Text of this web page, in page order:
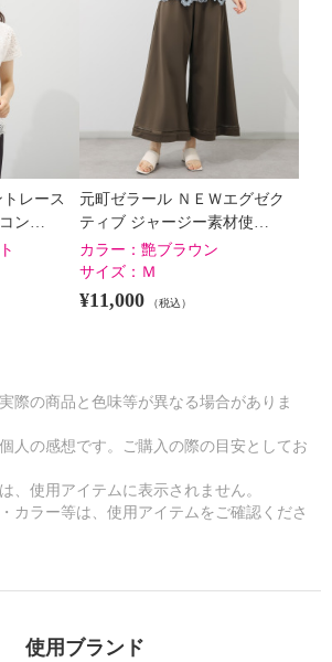
レース
ン…
元町ゼラール ＮＥＷエグゼク
ティブ ジャージー素材使…
カラー： 艶ブラウン
サイズ： Ｍ
¥11,000 （税込）
際の商品と色味等が異なる場合がありま
人の感想です。ご購入の際の目安としてお
、使用アイテムに表示されません。
カラー等は、使用アイテムをご確認くださ
使用ブランド